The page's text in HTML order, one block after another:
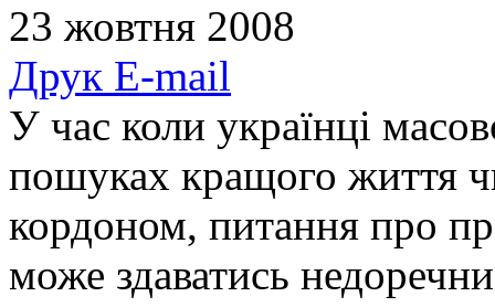
23 жовтня 2008
Друк E-mail
У час коли українці
пошуках кращого життя
кордоном, питання про
може здаватись